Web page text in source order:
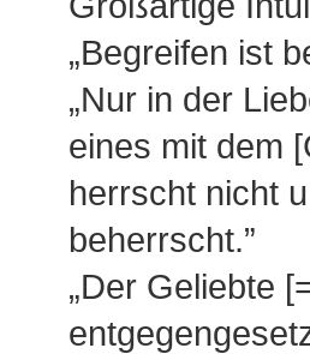
„Begreifen ist
„Nur in der
eines mit dem
herrscht nicht
beherrscht.”
„Der Geliebte